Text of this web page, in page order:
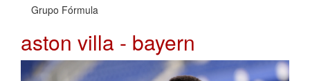
Grupo Fórmula
aston villa - bayern